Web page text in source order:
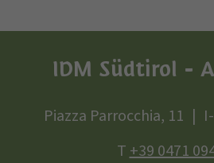
IDM Südtirol -
Piazza Parrocchia, 11
T+39 0471